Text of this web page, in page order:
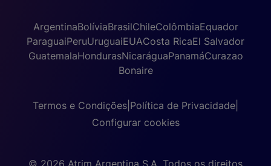
ArgentinaBolíviaBrasilChileColômbiaEquador
ParaguaiPeruUruguaiEUACosta RicaEl Salvador
GuatemalaHondurasNicaráguaPanamáCurazao
Bonaire
Termos e Condições Política de Privacidade
Configurar cookies
© 2026 Atrim Argentina S.A. Todos os direitos